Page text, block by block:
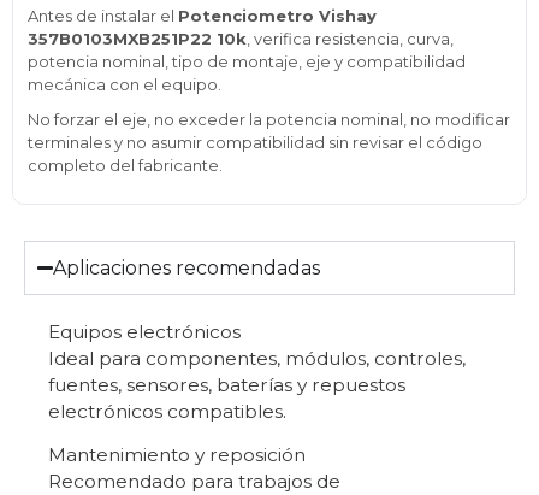
Antes de instalar el Potenciometro Vishay
357B0103MXB251P22 10k , verifica resistencia, curva,
potencia nominal, tipo de montaje, eje y compatibilidad
mecánica con el equipo.
No forzar el eje, no exceder la potencia nominal, no modificar
terminales y no asumir compatibilidad sin revisar el código
completo del fabricante.
Aplicaciones recomendadas
Equipos electrónicos
Ideal para componentes, módulos, controles,
fuentes, sensores, baterías y repuestos
electrónicos compatibles.
Mantenimiento y reposición
Recomendado para trabajos de